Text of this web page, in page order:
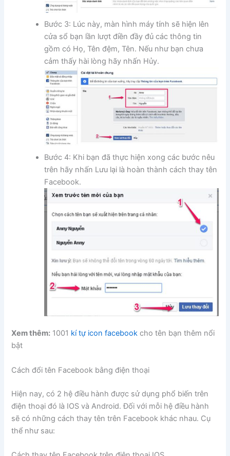
Bước 3: Lúc này, màn hình máy tính sẽ hiện lên
cửa sổ bạn lần lượt điền đầy đủ các thông tin
gồm có Họ, Tên đệm, Tên. Nếu như bạn chưa
cảm thấy hài lòng hãy nhấn Hủy.
Bước 4: Khi bạn đã thực hiện xong các bước nêu
trên hãy nhấn Lưu lại là hoàn thành cách thay tên
Facebook.
Xem thêm: 1001 kí tự icon facebook cho tên bạn thêm nổi
bật
Cách đổi tên Facebook bằng điện thoại
Hiện nay, có 2 hệ điều hành được sử dụng phổ biến trên
điện thoại đó là IOS và Android. Đối với mỗi hệ điều hành
sẽ có những cách thay tên trên Facebook khác nhau. Cụ
thể như sau: